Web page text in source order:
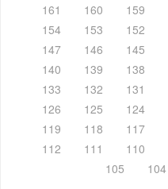
161
160 159
154
153 152
147
146 145
140
139 138
133
132 131
126
125 124
119
118 117
112
111 110
105
104